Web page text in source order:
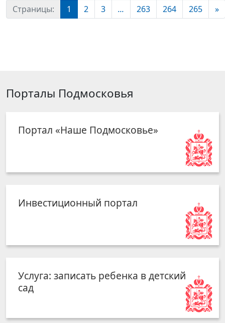
Страницы: 1 2 3 ... 263 264 265 »
Порталы Подмосковья
Портал «Наше Подмосковье»
Инвестиционный портал
Услуга: записать ребенка в детский
сад